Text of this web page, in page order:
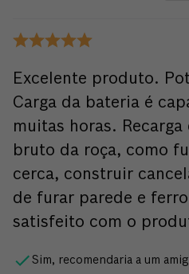
Excelente produto.
Carga da bateria é
muitas horas.
bruto da roça, como
cerca, construir
de furar parede e
satisfeito com o
Sim, recomendaria a um